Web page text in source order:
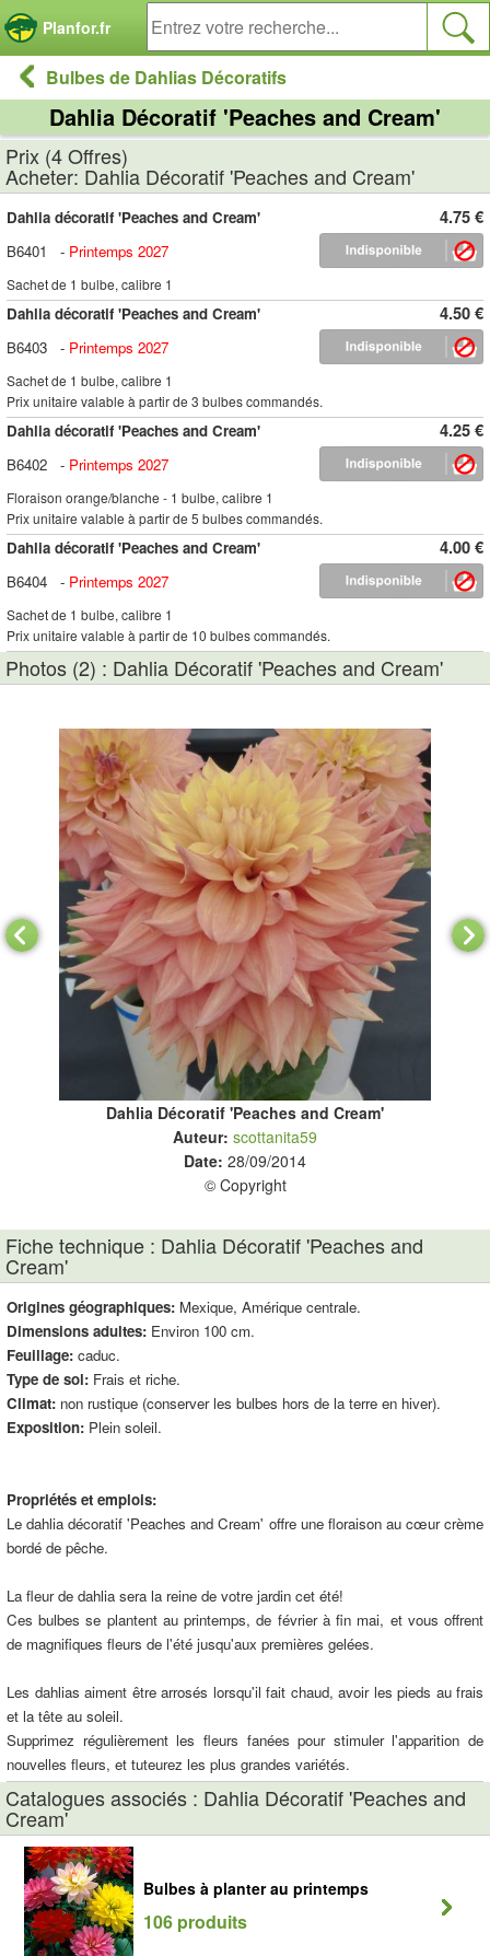
Planfor.fr
Bulbes de Dahlias Décoratifs
Dahlia Décoratif 'Peaches and Cream'
Prix (4 Offres)
Acheter: Dahlia Décoratif 'Peaches and Cream'
4.75 €
Dahlia décoratif 'Peaches and Cream'
B6401
- Printemps 2027
Sachet de 1 bulbe, calibre 1
4.50 €
Dahlia décoratif 'Peaches and Cream'
B6403
- Printemps 2027
Sachet de 1 bulbe, calibre 1
Prix unitaire valable à partir de 3 bulbes commandés.
4.25 €
Dahlia décoratif 'Peaches and Cream'
B6402
- Printemps 2027
Floraison orange/blanche - 1 bulbe, calibre 1
Prix unitaire valable à partir de 5 bulbes commandés.
4.00 €
Dahlia décoratif 'Peaches and Cream'
B6404
- Printemps 2027
Sachet de 1 bulbe, calibre 1
Prix unitaire valable à partir de 10 bulbes commandés.
Photos (2) : Dahlia Décoratif 'Peaches and Cream'
Dahlia Décoratif 'Peaches and Cream'
Auteur: scottanita59
Date: 28/09/2014
© Copyright
Fiche technique : Dahlia Décoratif 'Peaches and
Cream'
Origines géographiques: Mexique, Amérique centrale.
Dimensions adultes: Environ 100 cm.
Feuillage: caduc.
Type de sol: Frais et riche.
Climat: non rustique (conserver les bulbes hors de la terre en hiver).
Exposition: Plein soleil.
Propriétés et emplois:
Le dahlia décoratif 'Peaches and Cream' offre une floraison au cœur crème
bordé de pêche.
La fleur de dahlia sera la reine de votre jardin cet été!
Ces bulbes se plantent au printemps, de février à fin mai, et vous offrent
de magnifiques fleurs de l'été jusqu'aux premières gelées.
Les dahlias aiment être arrosés lorsqu'il fait chaud, avoir les pieds au frais
et la tête au soleil.
Supprimez régulièrement les fleurs fanées pour stimuler l'apparition de
nouvelles fleurs, et tuteurez les plus grandes variétés.
Catalogues associés : Dahlia Décoratif 'Peaches and
Cream'
Bulbes à planter au printemps
106 produits
Panneau de gestion des cookies